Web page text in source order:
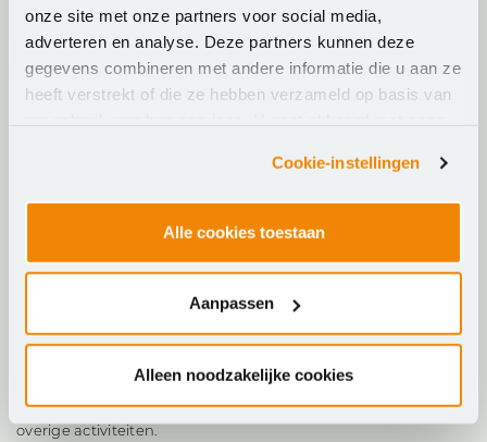
onze site met onze partners voor social media,
adverteren en analyse. Deze partners kunnen deze
gegevens combineren met andere informatie die u aan ze
heeft verstrekt of die ze hebben verzameld op basis van
Cookie-instellingen
Alle cookies toestaan
Aanpassen
Alleen noodzakelijke cookies
Actueel
Over SLBdiensten
Kenniskring ICT & Onderwijs
Blijf op de hoogte van onze nieuwste software, trainingen en
overige activiteiten.